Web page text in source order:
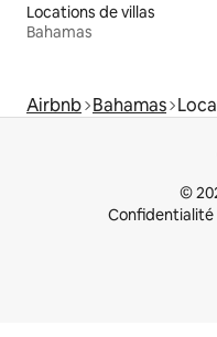
Locations de villas
Bahamas
Airbnb Bahamas
©
Confidentialité